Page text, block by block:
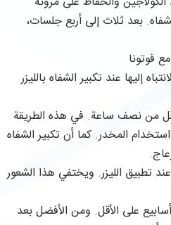
بعد ثلاث إلى أربع جلسات،
فوتونا
إليها عند تكبير الشفاه بالليزر
أقل من نصف ساعة. في هذه الطريقة
المخدر. كما أن تكبير الشفاه
تطبيق الليزر. ويختفي هذا الشعور
يجب أن يستمر العلاج لمدة 6 أسابيع على الأقل. ومن الأفضل بعد